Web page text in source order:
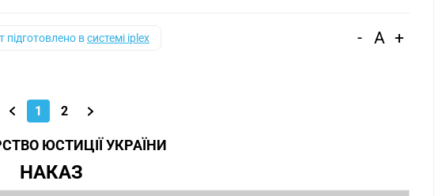
підготовлено всистемі iplex - A +
1 2
ЮСТИЦІЇ УКРАЇНИ
НАКАЗ